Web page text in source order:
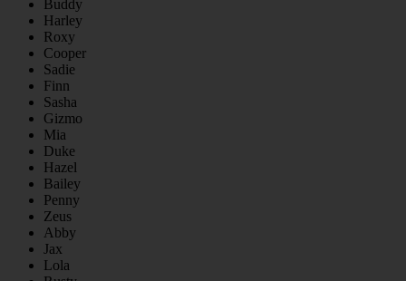
Buddy
Harley
Roxy
Cooper
Sadie
Finn
Sasha
Gizmo
Mia
Duke
Hazel
Bailey
Penny
Zeus
Abby
Jax
Lola